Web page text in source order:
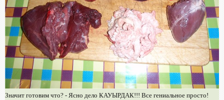
Значит готовим что? - Ясно дело КАУЫРДАК!!! Все гениальное просто!